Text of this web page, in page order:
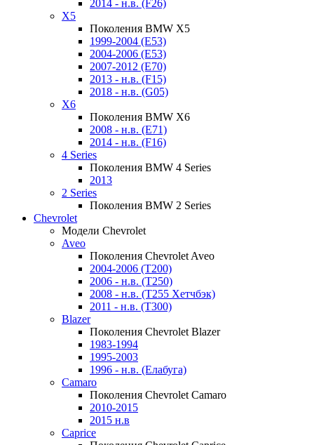
2014 - н.в. (F26)
X5
Поколения BMW X5
1999-2004 (E53)
2004-2006 (E53)
2007-2012 (E70)
2013 - н.в. (F15)
2018 - н.в. (G05)
X6
Поколения BMW X6
2008 - н.в. (E71)
2014 - н.в. (F16)
4 Series
Поколения BMW 4 Series
2013
2 Series
Поколения BMW 2 Series
Chevrolet
Модели Chevrolet
Aveo
Поколения Chevrolet Aveo
2004-2006 (T200)
2006 - н.в. (T250)
2008 - н.в. (T255 Хетчбэк)
2011 - н.в. (Т300)
Blazer
Поколения Chevrolet Blazer
1983-1994
1995-2003
1996 - н.в. (Елабуга)
Camaro
Поколения Chevrolet Camaro
2010-2015
2015 н.в
Caprice